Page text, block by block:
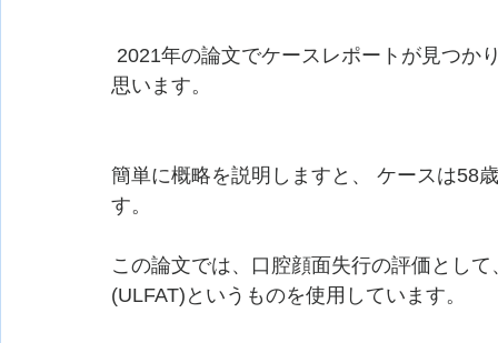
思います。
簡単に概略を説明しますと、 ケースは58
す。
この論文では、口腔顔面失行の評価とし
(ULFAT)というものを使用しています。